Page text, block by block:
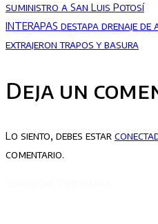
suministro a San Luis Potosí
INTERAPAS destapa drenaje
extrajeron trapos y basura
Deja un
Lo siento, debes estar
comentario.